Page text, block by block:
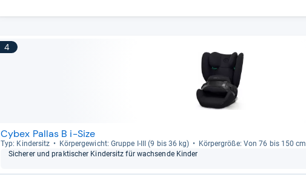
4
Cybex Pallas B i-Size
Typ: Kin­der­sitz Kör­per­ge­wicht: Gruppe I-​III (9 bis 36 kg)
Kör­per­größe: Von 76 bis 150 cm
Siche­rer und prak­ti­scher Kin­der­sitz für wach­sende Kin­der